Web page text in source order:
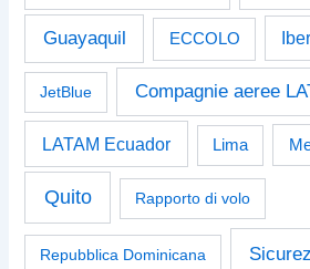
Guayaquil ECCOLO
JetBlue Compagnie aeree
LATAM Ecuador Lima
Quito Rapporto di volo
Repubblica Dominicana